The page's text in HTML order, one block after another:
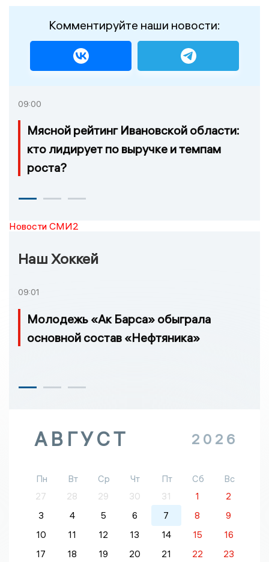
Комментируйте наши новости:
09:00
Мясной рейтинг Ивановской области:
кто лидирует по выручке и темпам
роста?
Новости СМИ2
Наш Хоккей
09:01
Молодежь «Ак Барса» обыграла
основной состав «Нефтяника»
АВГУСТ 2026
Пн Вт Ср Чт Пт Сб
Вс
27
28 29 30 31 1
2
3
4 5 6 7 8
9
10
11 12 13 14 15
16
17
18 19 20 21 22
23